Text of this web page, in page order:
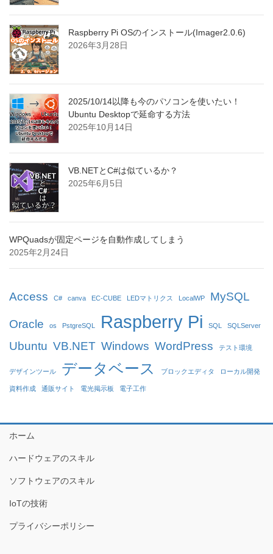
Raspberry Pi OSのインストール(Imager2.0.6)
2026年3月28日
2025/10/14以降も今のパソコンを使いたい！
Ubuntu Desktopで延命する方法
2025年10月14日
VB.NETとC#は似ているか？
2025年6月5日
WPQuadsが固定ページを自動作成してしまう
2025年2月24日
Access C# canva EC-CUBE LEDマトリクス LocalWP MySQL
Oracle os PstgreSQL Raspberry Pi SQL SQLServer
Ubuntu VB.NET Windows WordPress テスト環境
デザインツール データベース ブロックエディタ ローカル開発
資料作成 通販サイト 電光掲示板 電子工作
ホーム
ハードウェアのスキル
ソフトウェアのスキル
IoTの技術
プライバシーポリシー